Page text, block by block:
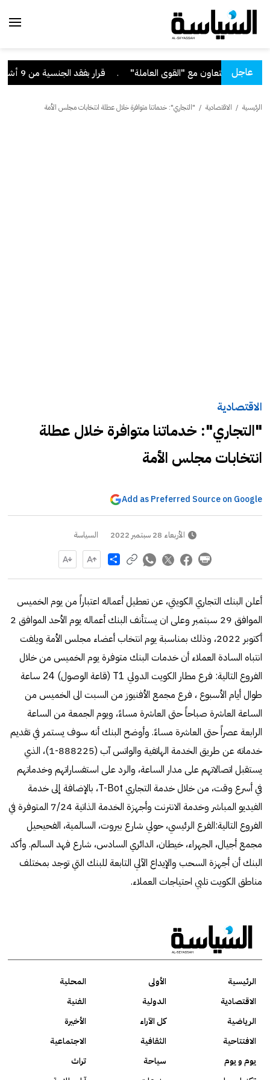
عاجل قرار بفقد الجنسية من 9 أشخاص
الرئيسية / الاقتصادية / "التجاري": خدماتنا متوافرة خلال عطلة انتخابات مجلس الأمة
الاقتصادية
"التجاري": خدماتنا متوافرة خلال عطلة
انتخابات مجلس الأمة
Add as Preferred Source on Google
الأربعاء 28 سبتمبر 2022 السياسة
Share
أعلن البنك التجاري الكويتي، عن تعطيل أعماله اعتباراً من يوم الخميس
الموافق 29 سبتمبر وعلى ان يستأنف البنك أعماله يوم الأحد الموافق 2
أكتوبر 2022، وذلك بمناسبة يوم انتخاب أعضاء مجلس الأمة ويلفت
انتباه السادة العملاء أن خدمات البنك متوفرة يوم الخميس من خلال
الفروع التالية: فرع مطار الكويت الدولي T1 (قاعة الوصول) 24 ساعة
طوال أيام الأسبوع ، فرع مجمع الأفنيوز من السبت الى الخميس من
الساعة العاشرة صباحاً حتى العاشرة مساءً، ويوم الجمعة من الساعة
الرابعة عصراً حتى العاشرة مساءً. وأوضح البنك أنه سوف يستمر في تقديم
خدماته عن طريق الخدمة الهاتفية والواتس آب (888225-1)، الذي
يستقبل اتصالاتهم على مدار الساعة، والرد على استفساراتهم وخدماتهم
في أسرع وقت، من خلال خدمة التجاري T-Bot، بالإضافة إلى خدمة
الفيديو المباشر وخدمة الانترنت وأجهزة الخدمة الذاتية 7/24 المتوفرة في
الفروع التالية:الفرع الرئيسي، حولي شارع بيروت، السالمية، الفحيحيل
مجمع أجيال، الجهراء، خيطان، الدائري السادس، شارع فهد السالم. وأكد
البنك أن أجهزة السحب والإيداع الآلي التابعة للبنك التي توجد بمختلف
مناطق الكويت تلبي احتياجات العملاء.
الرئيسية الأولى
المحلية
الاقتصادية
الدولية
الفنية
الرياضية
كل الآراء
الأخيرة
الافتتاحية
الثقافية
الاجتماعية
يوم و يوم
سياحة
تراث